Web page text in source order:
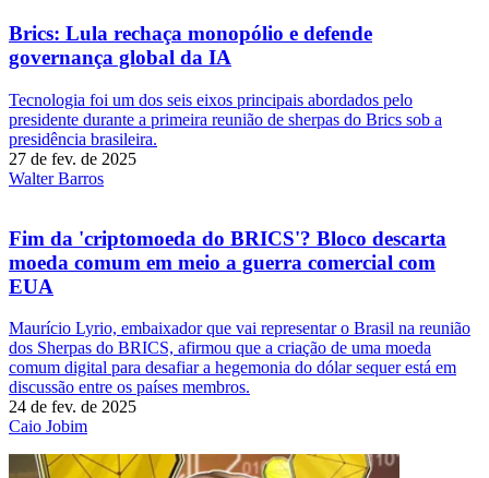
Brics: Lula rechaça monopólio e defende
governança global da IA
Tecnologia foi um dos seis eixos principais abordados pelo
presidente durante a primeira reunião de sherpas do Brics sob a
presidência brasileira.
27 de fev. de 2025
Walter Barros
Fim da 'criptomoeda do BRICS'? Bloco descarta
moeda comum em meio a guerra comercial com
EUA
Maurício Lyrio, embaixador que vai representar o Brasil na reunião
dos Sherpas do BRICS, afirmou que a criação de uma moeda
comum digital para desafiar a hegemonia do dólar sequer está em
discussão entre os países membros.
24 de fev. de 2025
Caio Jobim